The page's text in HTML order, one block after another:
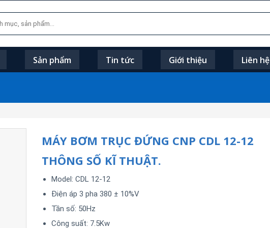
Sản phẩm Tin tức Giới thiệu Liên hệ
MÁY BƠM TRỤC ĐỨNG CNP CDL 12-12
THÔNG SỐ KĨ THUẬT.
Model: CDL 12-12
Điện áp 3 pha 380 ± 10%V
Tần số: 50Hz
Công suất: 7.5Kw